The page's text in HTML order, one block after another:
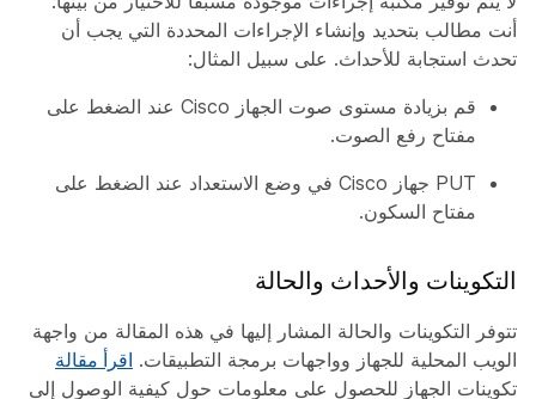
أنت مطالب بتحديد وإنشاء الإجراءات المحددة التي يجب أن
تحدث استجابة للأحداث. على سبيل المثال:
قم بزيادة مستوى صوت الجهاز Cisco عند الضغط على
مفتاح رفع الصوت.
PUT جهاز Cisco في وضع الاستعداد عند الضغط على
مفتاح السكون.
التكوينات والأحداث والحالة
تتوفر التكوينات والحالة المشار إليها في هذه المقالة من واجهة
الويب المحلية للجهاز وواجهات برمجة التطبيقات. اقرأ مقالة
تكوينات الجهاز للحصول على معلومات حول كيفية الوصول إلى